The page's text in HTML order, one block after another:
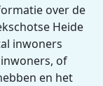
over de
Heide
inwoners
of
en het